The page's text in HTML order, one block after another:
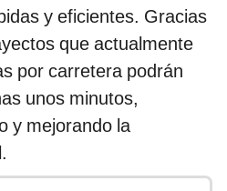
y eficientes. Gracias
que actualmente
por carretera podrán
unos minutos,
y mejorando la